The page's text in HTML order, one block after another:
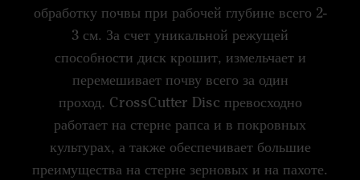
обработку почвы при рабочей глубине всего 2-
3 см. За счет уникальной режущей
способности диск крошит, измельчает и
перемешивает почву всего за один
проход. CrossCutter Disc превосходно
работает на стерне рапса и в покровных
культурах, а также обеспечивает большие
преимущества на стерне зерновых и на пахоте.